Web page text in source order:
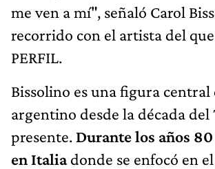
me ven a mí", señaló Carol
recorrido con el artista del
PERFIL.
Bissolino es una figura central
argentino desde la década del
presente. Durante los años
en Italiadonde se enfocó en